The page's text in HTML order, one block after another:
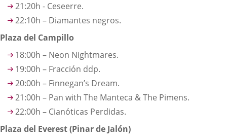
21:20h - Ceseerre.
22:10h – Diamantes negros.
Plaza del Campillo
18:00h – Neon Nightmares.
19:00h – Fracción ddp.
20:00h – Finnegan’s Dream.
21:00h – Pan with The Manteca & The Pimens.
22:00h – Cianóticas Perdidas.
Plaza del Everest (Pinar de Jalón)